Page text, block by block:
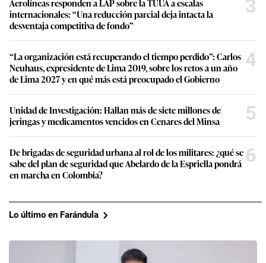
internacionales: “Una reducción parcial deja intacta la
desventaja competitiva de fondo”
3
“La organización está recuperando el tiempo perdido”: Carlos
Neuhaus, expresidente de Lima 2019, sobre los retos a un año
de Lima 2027 y en qué más está preocupado el Gobierno
4
Unidad de Investigación: Hallan más de siete millones de
jeringas y medicamentos vencidos en Cenares del Minsa
5
De brigadas de seguridad urbana al rol de los militares: ¿qué se
sabe del plan de seguridad que Abelardo de la Espriella pondrá
en marcha en Colombia?
6
Lo último en Farándula